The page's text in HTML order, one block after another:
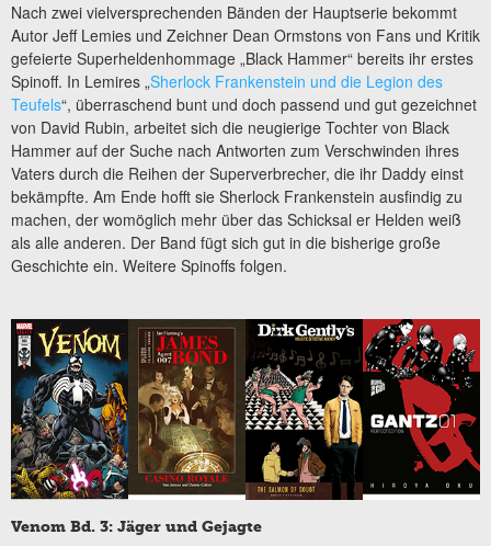
Nach zwei vielversprechenden Bänden der Hauptserie bekommt
Autor Jeff Lemies und Zeichner Dean Ormstons von Fans und Kritik
gefeierte Superheldenhommage „Black Hammer“ bereits ihr erstes
Spinoff. In Lemires „Sherlock Frankenstein und die Legion des
Teufels“, überraschend bunt und doch passend und gut gezeichnet
von David Rubin, arbeitet sich die neugierige Tochter von Black
Hammer auf der Suche nach Antworten zum Verschwinden ihres
Vaters durch die Reihen der Superverbrecher, die ihr Daddy einst
bekämpfte. Am Ende hofft sie Sherlock Frankenstein ausfindig zu
machen, der womöglich mehr über das Schicksal er Helden weiß
als alle anderen. Der Band fügt sich gut in die bisherige große
Geschichte ein. Weitere Spinoffs folgen.
Venom Bd. 3: Jäger und Gejagte